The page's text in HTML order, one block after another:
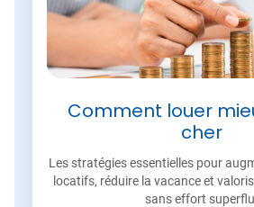
Comment louer
cher
Les stratégies essentielles pour
locatifs, réduire la vacance et
sans effort